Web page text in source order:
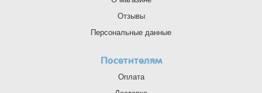
Отзывы
Персональные данные
Посетителям
Оплата